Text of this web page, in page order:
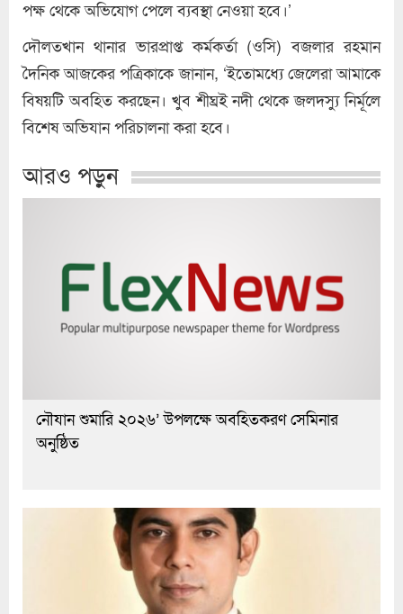
পক্ষ থেকে অভিযোগ পেলে ব্যবস্থা নেওয়া হবে।’
দৌলতখান থানার ভারপ্রাপ্ত কর্মকর্তা (ওসি) বজলার রহমান
দৈনিক আজকের পত্রিকাকে জানান, ‘ইতোমধ্যে জেলেরা আমাকে
বিষয়টি অবহিত করছেন। খুব শীঘ্রই নদী থেকে জলদস্যু নির্মূলে
বিশেষ অভিযান পরিচালনা করা হবে।
আরও পড়ুন
নৌযান শুমারি ২০২৬’ উপলক্ষে অবহিতকরণ সেমিনার
অনুষ্ঠিত